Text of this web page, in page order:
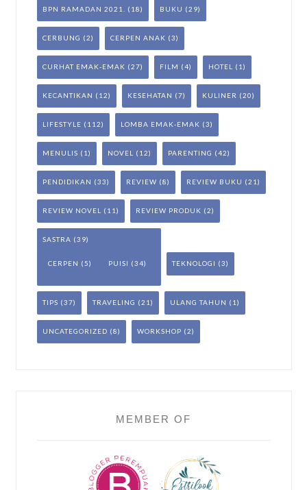
BPN RAMADAN 2021. (18) BUKU (29)
CERBUNG (2) CERPEN ANAK (3)
CURHAT EMAK-EMAK (27) FILM (4) HOTEL (1)
KECANTIKAN (12) KESEHATAN (7) KULINER (20)
LIFESTYLE (112) LOMBA EMAK-EMAK (3)
MENULIS (1) NOVEL (12) PARENTING (42)
PENDIDIKAN (33) REVIEW (8) REVIEW BUKU (21)
REVIEW NOVEL (11) REVIEW PRODUK (2)
SASTRA (39)
CERPEN (5) PUISI (34) TEKNOLOGI (3)
TIPS (37) TRAVELING (21) ULANG TAHUN (1)
UNCATEGORIZED (8) WORKSHOP (2)
MEMBER OF